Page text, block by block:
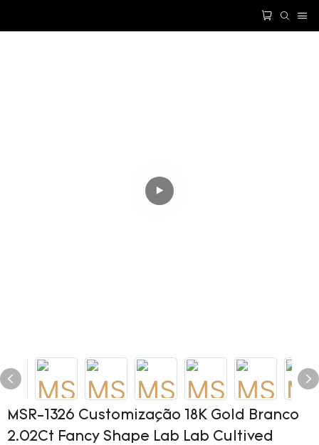
MSR-1326 Customização 18K Gold Branco
2.02Ct Fancy Shape Lab Lab Cultived